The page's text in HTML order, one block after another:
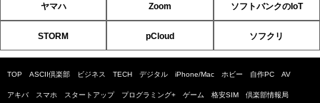
ヤマハ Zoom ソフトバンクのIoT
STORM pCloud ソフクリ
TOP ASCII倶楽部 ビジネス TECH デジタル iPhone/Mac ホビー 自作PC AV
アキバ スマホ スタートアップ プログラミング+ ゲーム 格安SIM 倶楽部情報局